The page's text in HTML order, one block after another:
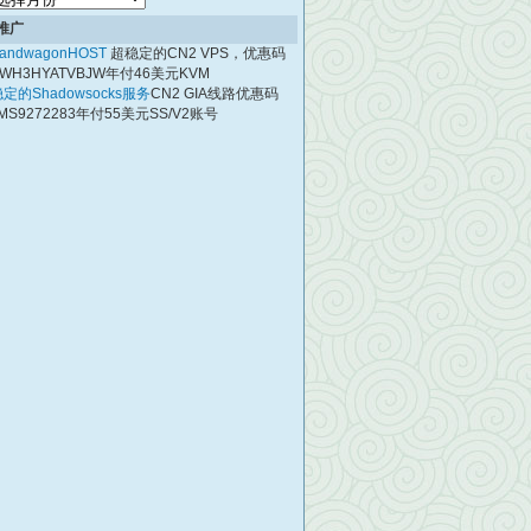
广
超稳定的CN2 VPS，优惠码
年付46美元KVM
定的Shadowsocks服务CN2 GIA线路优惠码
年付55美元SS/V2账号